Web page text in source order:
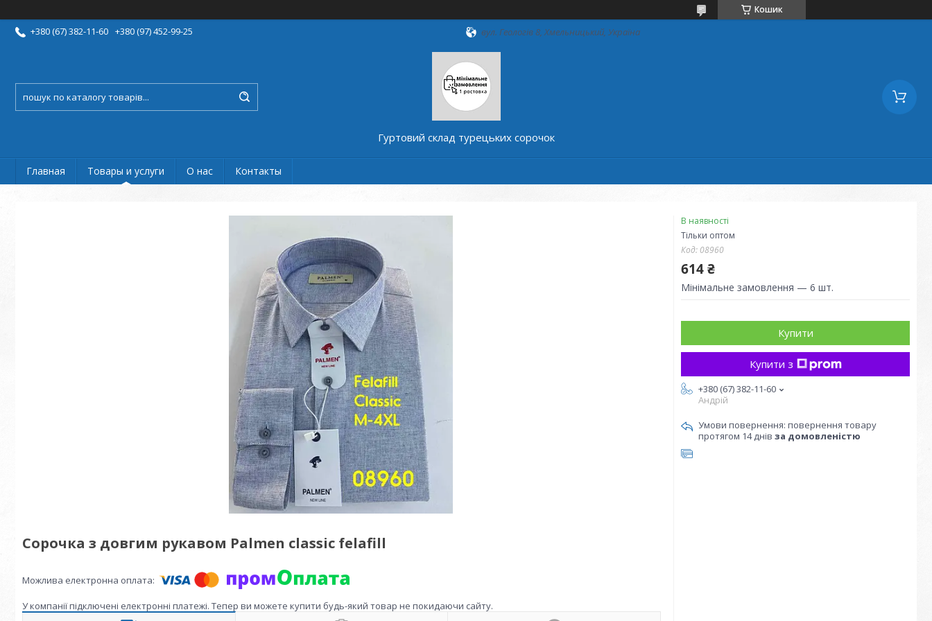
Кошик
+380 (67) 382-11-60 +380 (97) 452-99-25 вул. Геологів 8, Хмельницький, Україна
Гуртовий склад турецьких сорочок
Главная Товары и услуги О нас Контакты
Сорочка з довгим рукавом Palmen classic felafill
У компанії підключені електронні платежі. Тепер ви можете купити будь-який товар не покидаючи сайту.
В наявності
Тільки оптом
Код: 08960
614 ₴
Мінімальне замовлення — 6 шт.
Купити
Купити з
+380 (67) 382-11-60
Андрій
повернення товару
протягом 14 днів за домовленістю